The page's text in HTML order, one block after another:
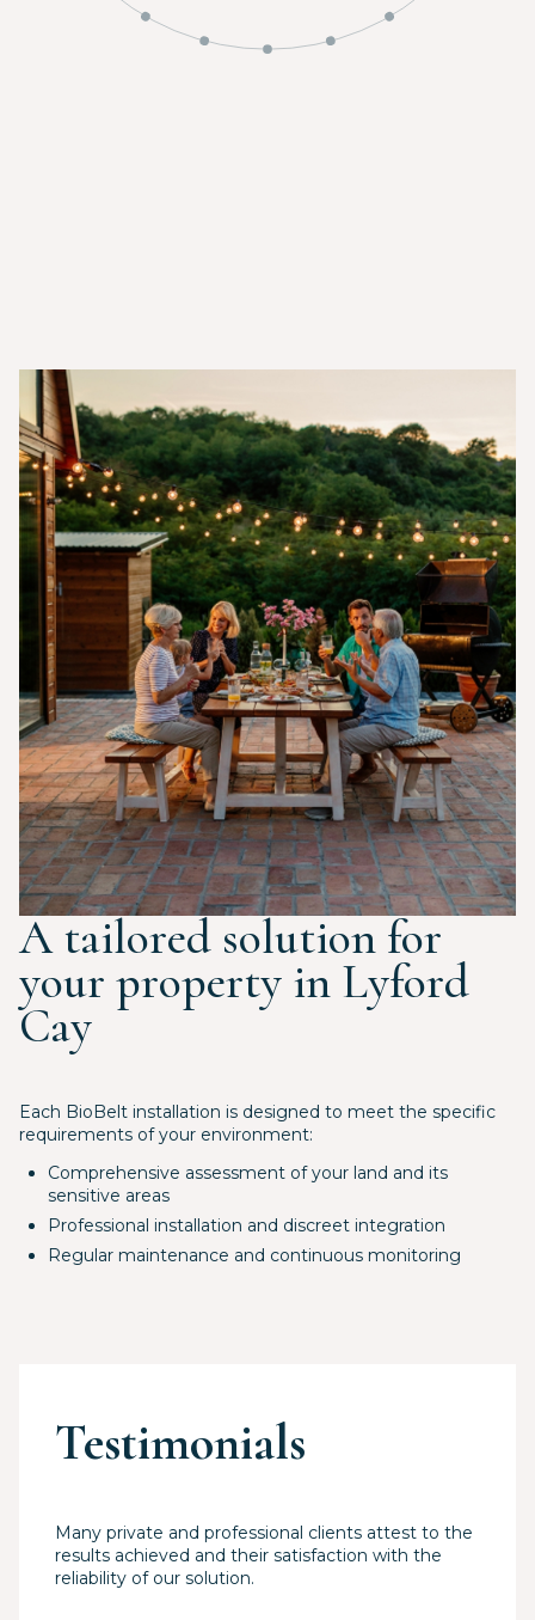
A tailored solution for
your property in Lyford
Cay
Each BioBelt installation is designed to meet the specific
requirements of your environment:
Comprehensive assessment of your land and its
sensitive areas
Professional installation and discreet integration
Regular maintenance and continuous monitoring
Testimonials
Many private and professional clients attest to the
results achieved and their satisfaction with the
reliability of our solution.